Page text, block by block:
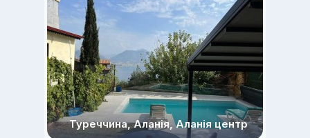
Туреччина, Аланія, Аланія центр